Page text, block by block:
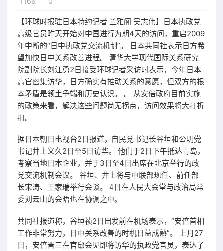
【环球时报驻日本特约记者 兰雅阁 吴志伟】日本执政党
高级官员昨天开始对中国进行为期4天的访问，重启2009
年中断的“日中执政党交流机制”。 日本共同社表示日方希
望加快日中关系改善进程。 清华大学现代国际关系研究
院副院长刘江勇2日接受环球记者采访时表示，今年日本
高官密集访华，日方确实有推动关系的意愿，但双方的根
本矛盾是领土争端和历史认识。 。 从安倍政府目前实施
的政策来看，解决这些问题尚无拐点，访问效果将大打折
扣。
据日本朝日电视台2日报道，自民党书记长谷垣和公明党
书记井上义久2日至5日访华。 他们于2日下午抵达青岛，
考察当地日本企业，并于3日至4日出席在北京举行的政
党交流机制会议。 谷垣、井上将与中联部现任、前任部
长宋涛、王家瑞举行会谈。 4日在人民大会堂与政治局常
委刘云山的会晤也在协调之中。
共同社报道称，谷垣祯2日出发前在机场表示，“安倍首相
工作非常努力，日中关系改善的时机日益成熟”。 上月27
日，安倍晋三在官邸会见即将访华的执政党官员，表达了